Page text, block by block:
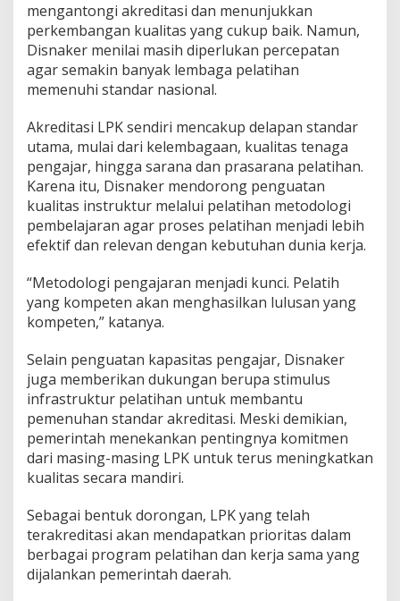
mengantongi akreditasi dan menunjukkan
perkembangan kualitas yang cukup baik. Namun,
Disnaker menilai masih diperlukan percepatan
agar semakin banyak lembaga pelatihan
memenuhi standar nasional.
Akreditasi LPK sendiri mencakup delapan standar
utama, mulai dari kelembagaan, kualitas tenaga
pengajar, hingga sarana dan prasarana pelatihan.
Karena itu, Disnaker mendorong penguatan
kualitas instruktur melalui pelatihan metodologi
pembelajaran agar proses pelatihan menjadi lebih
efektif dan relevan dengan kebutuhan dunia kerja.
“Metodologi pengajaran menjadi kunci. Pelatih
yang kompeten akan menghasilkan lulusan yang
kompeten,” katanya.
Selain penguatan kapasitas pengajar, Disnaker
juga memberikan dukungan berupa stimulus
infrastruktur pelatihan untuk membantu
pemenuhan standar akreditasi. Meski demikian,
pemerintah menekankan pentingnya komitmen
dari masing-masing LPK untuk terus meningkatkan
kualitas secara mandiri.
Sebagai bentuk dorongan, LPK yang telah
terakreditasi akan mendapatkan prioritas dalam
berbagai program pelatihan dan kerja sama yang
dijalankan pemerintah daerah.